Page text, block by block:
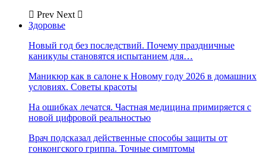
Prev Next
Здоровье
Новый год без последствий. Почему праздничные
каникулы становятся испытанием для…
Маникюр как в салоне к Новому году 2026 в домашних
условиях. Советы красоты
На ошибках лечатся. Частная медицина примиряется с
новой цифровой реальностью
Врач подсказал действенные способы защиты от
гонконгского гриппа. Точные симптомы